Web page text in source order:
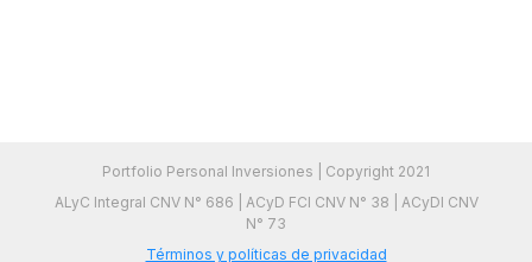
Portfolio Personal Inversiones | Copyright 2021
ALyC Integral CNV N° 686 | ACyD FCI CNV N° 38 | ACyDI CNV
N° 73
Términos y políticas de privacidad